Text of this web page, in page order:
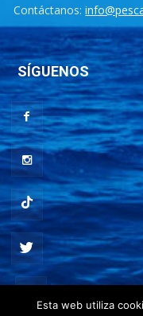
Contáctanos:
SÍGUENOS
Esta web utiliza